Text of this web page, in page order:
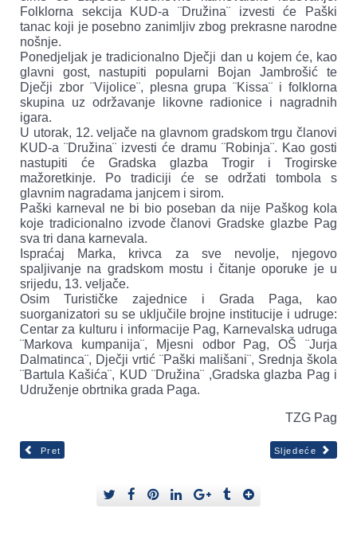
Folklorna sekcija KUD-a ¨Družina¨ izvesti će Paški
tanac koji je posebno zanimljiv zbog prekrasne narodne
nošnje.
Ponedjeljak je tradicionalno Dječji dan u kojem će, kao
glavni gost, nastupiti popularni Bojan Jambrošić te
Dječji zbor ¨Vijolice¨, plesna grupa ¨Kissa¨ i folklorna
skupina uz održavanje likovne radionice i nagradnih
igara.
U utorak, 12. veljače na glavnom gradskom trgu članovi
KUD-a ¨Družina¨ izvesti će dramu ¨Robinja¨. Kao gosti
nastupiti će Gradska glazba Trogir i Trogirske
mažoretkinje. Po tradiciji će se održati tombola s
glavnim nagradama janjcem i sirom.
Paški karneval ne bi bio poseban da nije Paškog kola
koje tradicionalno izvode članovi Gradske glazbe Pag
sva tri dana karnevala.
Ispraćaj Marka, krivca za sve nevolje, njegovo
spaljivanje na gradskom mostu i čitanje oporuke je u
srijedu, 13. veljače.
Osim Turističke zajednice i Grada Paga, kao
suorganizatori su se uključile brojne institucije i udruge:
Centar za kulturu i informacije Pag, Karnevalska udruga
¨Markova kumpanija¨, Mjesni odbor Pag, OŠ ¨Jurja
Dalmatinca¨, Dječji vrtić ¨Paški mališani¨, Srednja škola
¨Bartula Kašića¨, KUD ¨Družina¨ ,Gradska glazba Pag i
Udruženje obrtnika grada Paga.
TZG Pag
Pret Sljedeće